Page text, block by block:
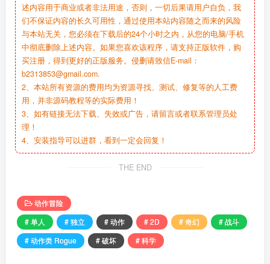
述内容用于商业或者非法用途，否则，一切后果请用户自负，我
们不保证内容的长久可用性，通过使用本站内容随之而来的风险
与本站无关，您必须在下载后的24个小时之内，从您的电脑/手机
中彻底删除上述内容。如果您喜欢该程序，请支持正版软件，购
买注册，得到更好的正版服务。侵删请致信E-mail：
b2313853@gmail.com.
2、本站所有资源的费用均为资源寻找、测试、修复等的人工费
用，并非源码教程等的实际费用！
3、如有链接无法下载、失效或广告，请留言或者联系管理员处
理！
4、安装指导可以进群，看到一定会回复！
THE END
动作冒险
# 单人
# 独立 # 动作 # 2D # 奇幻
# 战斗
# 动作类 Rogue
# 破坏 # 科学